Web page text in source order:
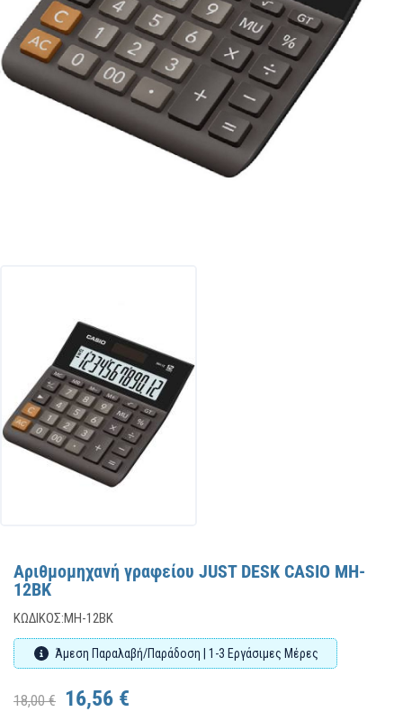
Αριθμομηχανή γραφείου JUST DESK CASIO MH-
12BK
ΚΩΔΙΚΌΣ:MH-12BK
Άμεση Παραλαβή/Παράδοση | 1-3 Εργάσιμες Μέρες
18,00 € 16,56 €